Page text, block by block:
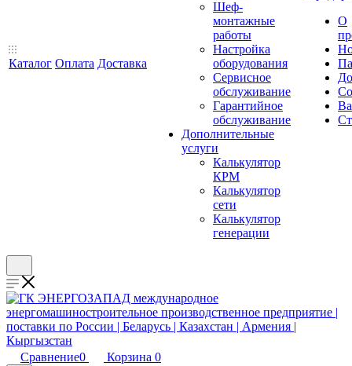
Каталог Оплата Доставка
Шеф-
монтажные
работы
Настройка
оборудования
Сервисное
обслуживание
Гарантийное
обслуживание
Дополнительные
услуги
Калькулятор
КРМ
Калькулятор
сети
Калькулятор
генерации
О
Сравнение0 Корзина 0